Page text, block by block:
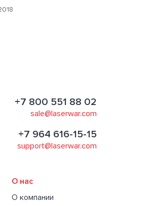
+7 800 551 88 02
sale@laserwar.com
+7 964 616-15-15
support@laserwar.com
О нас
О компании